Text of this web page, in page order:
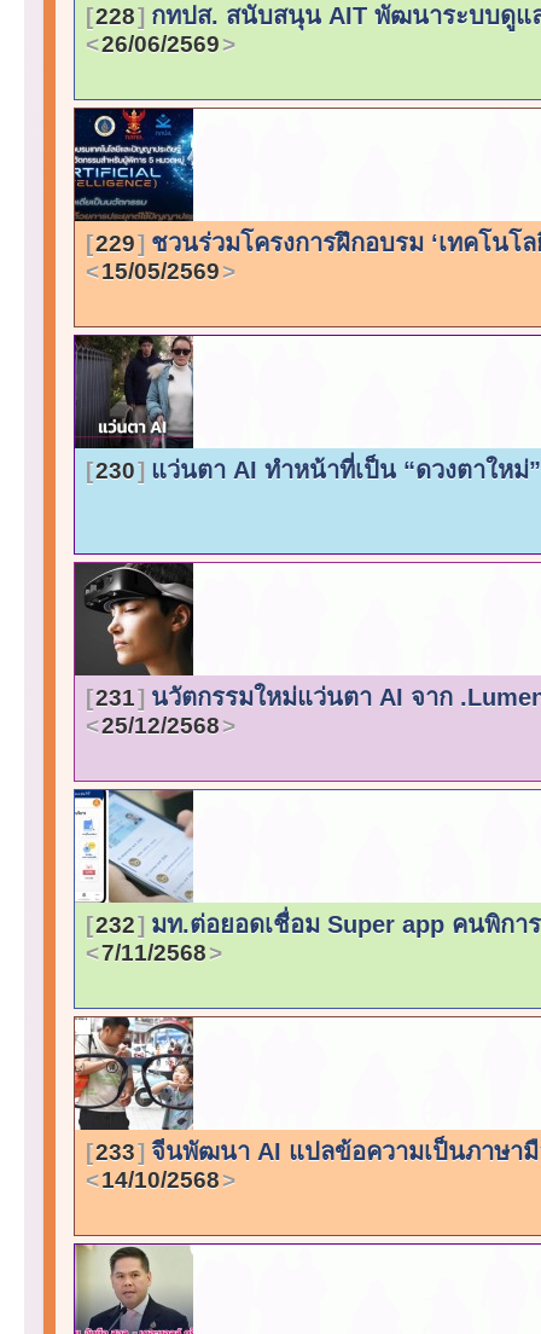
228 กทปส. สนับสนุน AIT พัฒนาระบบดูแ
26/06/2569
229 ชวนร่วมโครงการฝึกอบรม ‘เทคโน
15/05/2569
230 แว่นตา AI ทำหน้าที่เป็น “ดวงตาใหม่
231 นวัตกรรมใหม่แว่นตา AI จาก
25/12/2568
232 มท.ต่อยอดเชื่อม Super app คนพิกา
7/11/2568
233 จีนพัฒนา AI แปลข้อความเป็นภาษา
14/10/2568